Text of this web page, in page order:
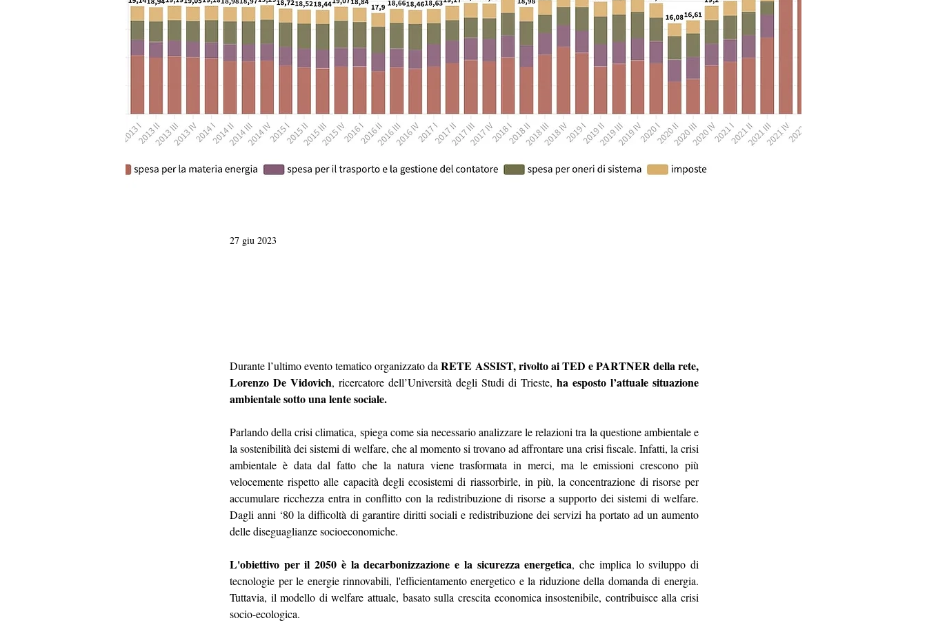
27 giu 2023
Durante l’ultimo evento tematico organizzato da RETE ASSIST, rivolto ai TED e PARTNER della rete,
Lorenzo De Vidovich, ricercatore dell’Università degli Studi di Trieste, ha esposto l’attuale situazione
ambientale sotto una lente sociale.
Parlando della crisi climatica, spiega come sia necessario analizzare le relazioni tra la questione ambientale e
la sostenibilità dei sistemi di welfare, che al momento si trovano ad affrontare una crisi fiscale. Infatti, la crisi
ambientale è data dal fatto che la natura viene trasformata in merci, ma le emissioni crescono più
velocemente rispetto alle capacità degli ecosistemi di riassorbirle, in più, la concentrazione di risorse per
accumulare ricchezza entra in conflitto con la redistribuzione di risorse a supporto dei sistemi di welfare.
Dagli anni ‘80 la difficoltà di garantire diritti sociali e redistribuzione dei servizi ha portato ad un aumento
delle diseguaglianze socioeconomiche.
L'obiettivo per il 2050 è la decarbonizzazione e la sicurezza energetica, che implica lo sviluppo di
tecnologie per le energie rinnovabili, l'efficientamento energetico e la riduzione della domanda di energia.
Tuttavia, il modello di welfare attuale, basato sulla crescita economica insostenibile, contribuisce alla crisi
socio-ecologica.